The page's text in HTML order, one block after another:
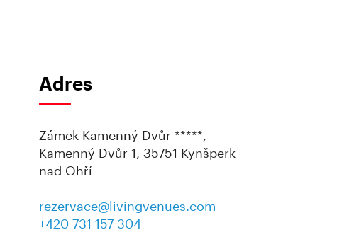
Adres
Zámek Kamenný Dvůr *****,
Kamenný Dvůr 1, 35751 Kynšperk
nad Ohří
rezervace@livingvenues.com
+420 731 157 304